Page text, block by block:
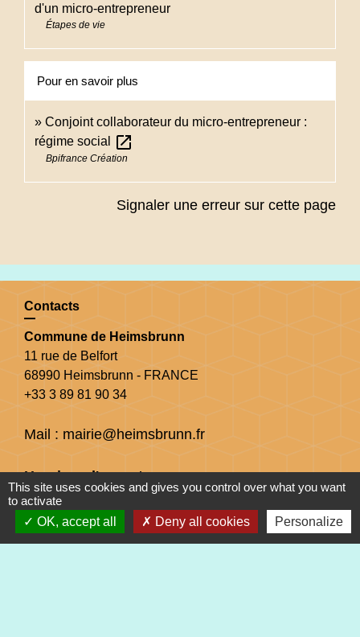
d'un micro-entrepreneur
Étapes de vie
Pour en savoir plus
Conjoint collaborateur du micro-entrepreneur :
régime social
open_in_new
Bpifrance Création
Signaler une erreur sur cette page
Contacts
Commune de Heimsbrunn
11 rue de Belfort
68990 Heimsbrunn - FRANCE
+33 3 89 81 90 34
Mail : mairie@heimsbrunn.fr
Horaires d'ouverture:
Jusqu'au 31 août :
Lundi : 8h à 15h
This site uses cookies and gives you control over what you want
to activate
OK, accept all
Deny all cookies Personalize